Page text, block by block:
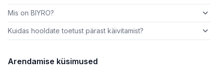
Mis on BIYRO?
Kuidas hooldate toetust pärast käivitamist?
Arendamise küsimused